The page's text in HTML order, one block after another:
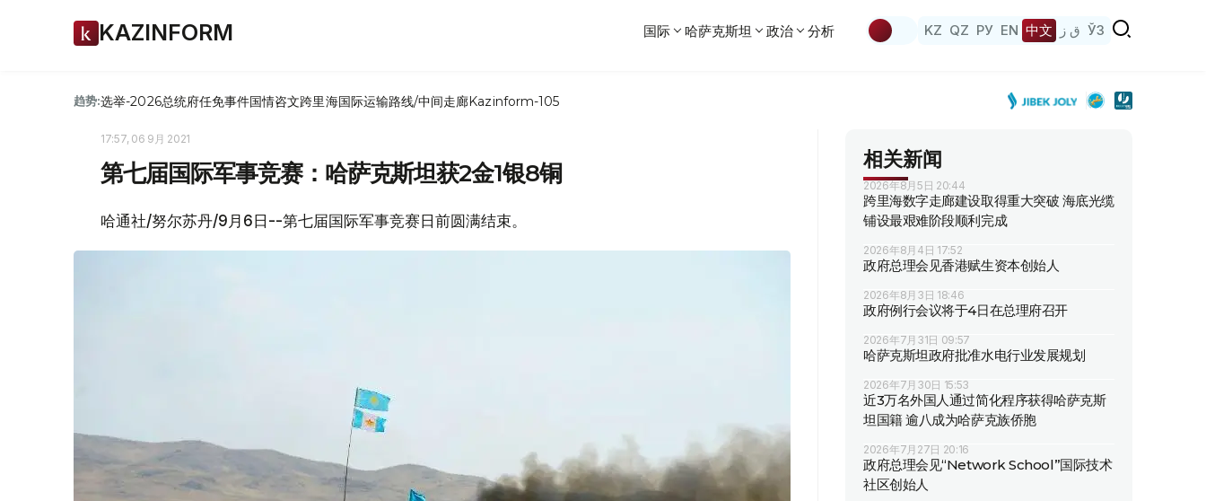
KAZINFORM 国际 哈萨克斯坦 政治 分析 KZ QZ РУ EN 中文 ق ز ЎЗ
趋势:选举-2026总统府任免事件国情咨文跨里海国际运输路线/中间走廊Kazinform-105
17:57, 06 9月 2021
第七届国际军事竞赛：哈萨克斯坦获2金1银8铜
哈通社/努尔苏丹/9月6日--第七届国际军事竞赛日前圆满结束。
相关新闻
2026年8月5日 20:44
跨里海数字走廊建设取得重大突破 海底光缆
铺设最艰难阶段顺利完成
2026年8月4日 17:52
政府总理会见香港赋生资本创始人
2026年8月3日 18:46
政府例行会议将于4日在总理府召开
2026年7月31日 09:57
哈萨克斯坦政府批准水电行业发展规划
2026年7月30日 15:53
近3万名外国人通过简化程序获得哈萨克斯
坦国籍 逾八成为哈萨克族侨胞
2026年7月27日 20:16
政府总理会见“Network School”国际技术
社区创始人